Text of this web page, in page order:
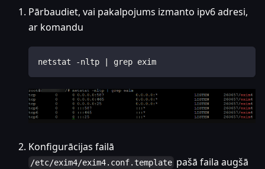
Pārbaudiet, vai pakalpojums izmanto ipv6 adresi,
ar komandu
netstat -nltp | grep exim
Konfigurācijas failā
/etc/exim4/exim4.conf.template pašā faila augšā